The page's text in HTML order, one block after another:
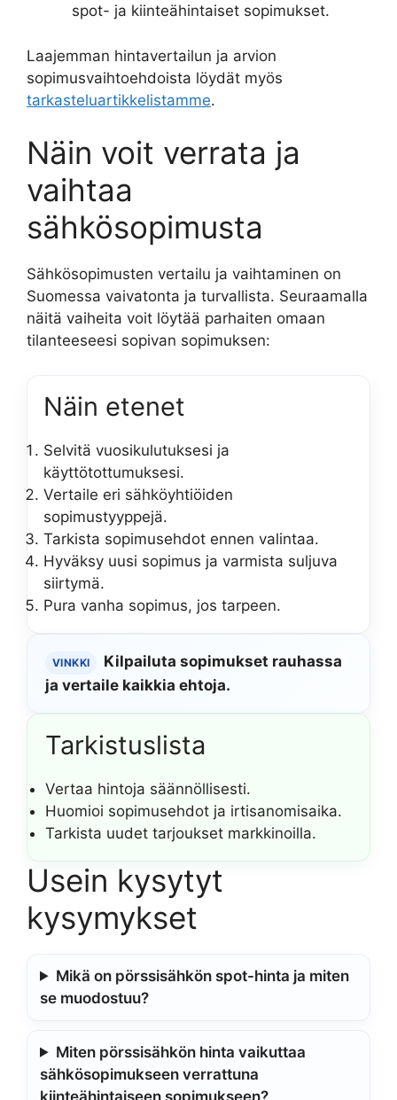
spot- ja kiinteähintaiset sopimukset.
Laajemman hintavertailun ja arvion
sopimusvaihtoehdoista löydät myös
tarkasteluartikkelistamme.
Näin voit verrata ja
vaihtaa
sähkösopimusta
Sähkösopimusten vertailu ja vaihtaminen on
Suomessa vaivatonta ja turvallista. Seuraamalla
näitä vaiheita voit löytää parhaiten omaan
tilanteeseesi sopivan sopimuksen:
Näin etenet
Selvitä vuosikulutuksesi ja
käyttötottumuksesi.
Vertaile eri sähköyhtiöiden
sopimustyyppejä.
Tarkista sopimusehdot ennen valintaa.
Hyväksy uusi sopimus ja varmista suljuva
siirtymä.
Pura vanha sopimus, jos tarpeen.
VINKKI
Kilpailuta sopimukset rauhassa
ja vertaile kaikkia ehtoja.
Tarkistuslista
Vertaa hintoja säännöllisesti.
Huomioi sopimusehdot ja irtisanomisaika.
Tarkista uudet tarjoukset markkinoilla.
Usein kysytyt
kysymykset
Mikä on pörssisähkön spot-hinta ja miten
se muodostuu?
Miten pörssisähkön hinta vaikuttaa
sähkösopimukseen verrattuna
kiinteähintaiseen sopimukseen?